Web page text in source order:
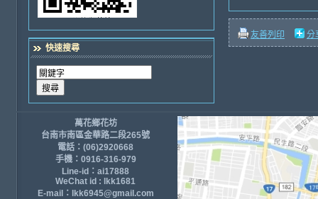
快速搜尋
友善列印 分
萬花鄉花坊
台南市南區金華路二段265號
電話：(06)2920668
手機：0916-316-979
Line-id：ai17888
WeChat id : lkk1681
E-mail：lkk6945@gmail.com